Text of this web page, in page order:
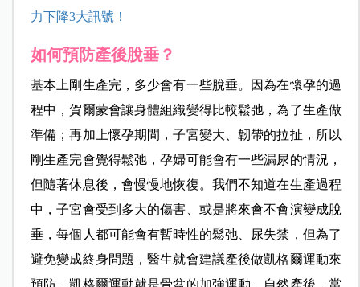
力下降3大訊號！
如何預防產後脫垂？
基本上剛生產完，多少會有一些脫垂。因為在懷孕的過
程中，賀爾蒙會讓身體組織變得比較鬆弛，為了生產做
準備；再加上懷孕期間，子宮變大、韌帶的拉扯，所以
剛生產完會覺得鬆弛，孕婦可能會有一些漏尿的情況，
但隨著休息後，會慢慢地恢復。我們不知道在生產過程
中，子宮會受到多大的傷害、或是將來會不會演變成脫
垂，每個人都可能會有暫時性的鬆弛、尿失禁，但為了
避免變成終身問題，醫生就會建議產後做凱格爾運動來